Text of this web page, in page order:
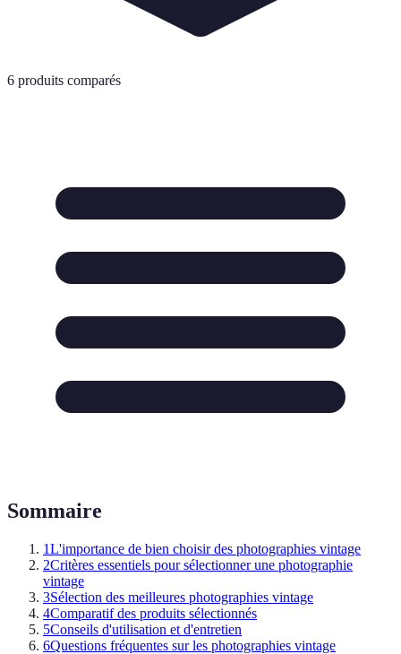
6 produits comparés
Sommaire
1L'importance de bien choisir des photographies vintage
2Critères essentiels pour sélectionner une photographie
vintage
3Sélection des meilleures photographies vintage
4Comparatif des produits sélectionnés
5Conseils d'utilisation et d'entretien
6Questions fréquentes sur les photographies vintage